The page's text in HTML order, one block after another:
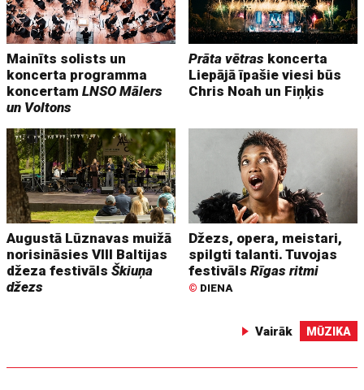
Mainīts solists un
koncerta programma
koncertamLNSO Mālers
un Voltons
Prāta vētras koncerta
Liepājā īpašie viesi būs
Chris Noah un Fiņķis
Augustā Lūznavas muižā
norisināsies VIII Baltijas
džeza festivālsŠkiuņa
džezs
Džezs, opera, meistari,
spilgti talanti. Tuvojas
festivālsRīgas ritmi
© DIENA
Vairāk MŪZIKA